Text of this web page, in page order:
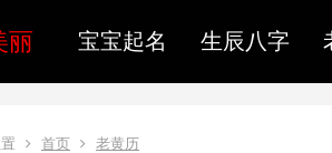
丽 宝宝起名 生辰八字
首页 老黄历